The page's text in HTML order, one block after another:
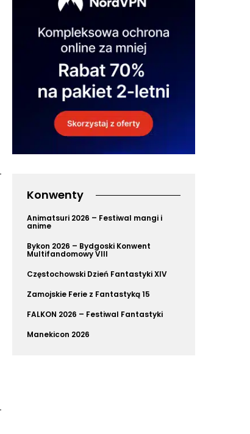
Konwenty
Animatsuri 2026 – Festiwal mangi i
anime
Bykon 2026 – Bydgoski Konwent
Multifandomowy VIII
Częstochowski Dzień Fantastyki XIV
Zamojskie Ferie z Fantastyką 15
FALKON 2026 – Festiwal Fantastyki
Manekicon 2026